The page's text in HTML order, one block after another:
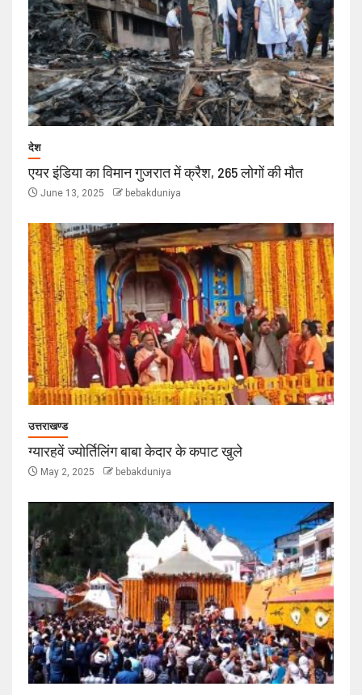
देश
एयर इंडिया का विमान गुजरात में क्रैश, 265 लोगों की मौत
June 13, 2025 bebakduniya
उत्तराखण्ड
ग्यारहवें ज्योर्तिलिंग बाबा केदार के कपाट खुले
May 2, 2025 bebakduniya